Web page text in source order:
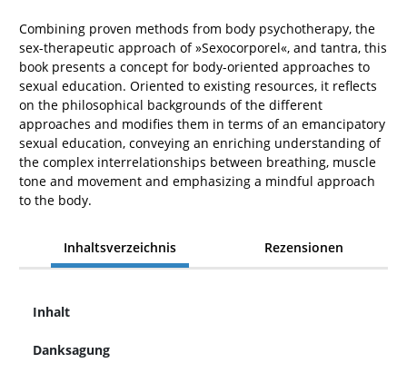
Combining proven methods from body psychotherapy, the
sex-therapeutic approach of »Sexocorporel«, and tantra, this
book presents a concept for body-oriented approaches to
sexual education. Oriented to existing resources, it reflects
on the philosophical backgrounds of the different
approaches and modifies them in terms of an emancipatory
sexual education, conveying an enriching understanding of
the complex interrelationships between breathing, muscle
tone and movement and emphasizing a mindful approach
to the body.
Inhaltsverzeichnis Rezensionen
Inhalt
Danksagung